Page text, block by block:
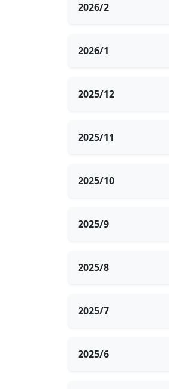
2026/2
2026/1
2025/12
2025/11
2025/10
2025/9
2025/8
2025/7
2025/6